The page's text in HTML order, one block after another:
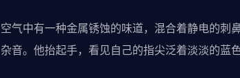
空气中有一种金属锈蚀的味道，混合着静电的刺
杂音。他抬起手，看见自己的指尖泛着淡淡的